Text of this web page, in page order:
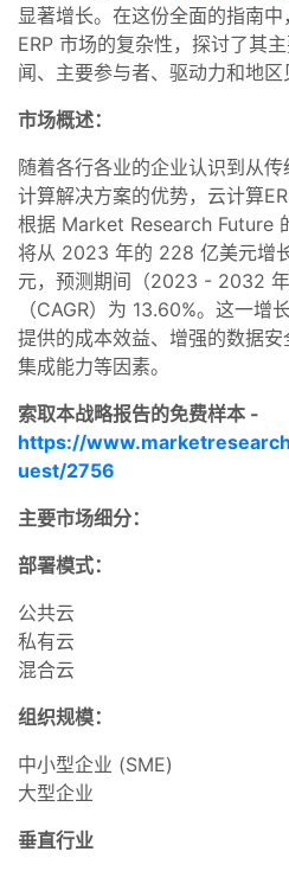
显著增长。在这份全面的指南
ERP 市场的复杂性，探讨了其
闻、主要参与者、驱动力和地区
市场概述：
随着各行各业的企业认识到从
计算解决方案的优势，云计算
根据 Market Research Future
将从 2023 年的 228 亿美元增
元，预测期间（2023 - 2032
（CAGR）为 13.60%。这一增
提供的成本效益、增强的数据
集成能力等因素。
索取本战略报告的免费样本 -
https://
uest/2756
主要市场细分：
部署模式：
公共云
私有云
混合云
组织规模：
中小型企业 (SME)
大型企业
垂直行业